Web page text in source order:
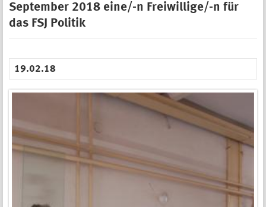
September 2018 eine/-n Freiwillige/-n für
das FSJ Politik
19.02.18